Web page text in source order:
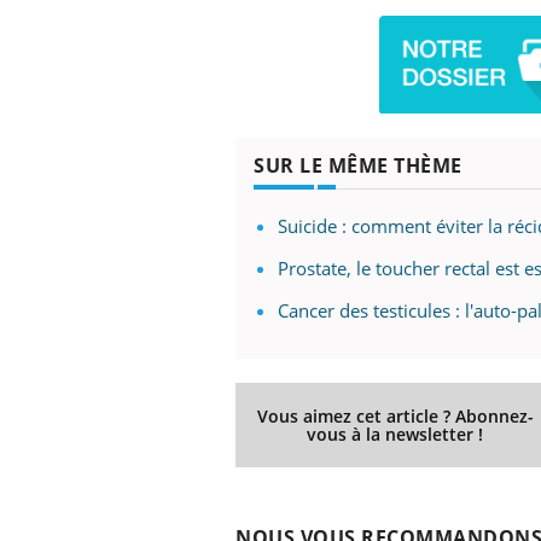
SUR LE MÊME THÈME
Suicide : comment éviter la
Prostate, le toucher rectal est
Cancer des testicules : l'auto-
Vous aimez cet article ? Abonnez-
vous à la newsletter !
Eczéma Chronique des Mains :
Il y a des sujets qui sont faciles à aborder...
questions sur la maladie d'un proche c'est